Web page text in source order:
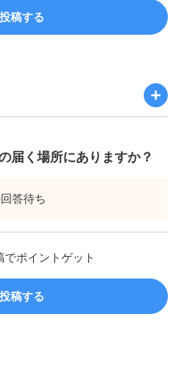
稿する
届く場所にありますか？
答待ち
ポイントゲット
稿する